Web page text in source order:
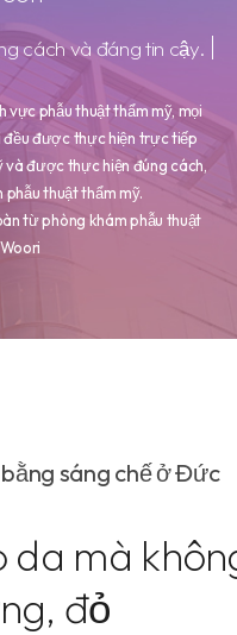
cách và đáng tin cậy.
vực phẫu thuật thẩm mỹ, mọi
đều được thực hiện trực tiếp
được thực hiện đúng cách,
thuật thẩm mỹ.
từ phòng khám phẫu thuật
sáng chế ở Đức
da mà
đỏ